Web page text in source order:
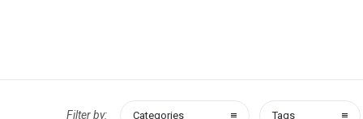
Filter by: Categories Tags